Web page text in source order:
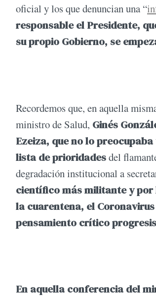
oficial y los que denuncian una “
responsable el Presidente,
su propio Gobierno, se
Recordemos que, en aquella
ministro de Salud, Ginés
Ezeiza, que no lo
lista de prioridadesdel
degradación institucional a
científico más militante y por
la cuarentena, el
pensamiento crítico
En aquella conferencia del